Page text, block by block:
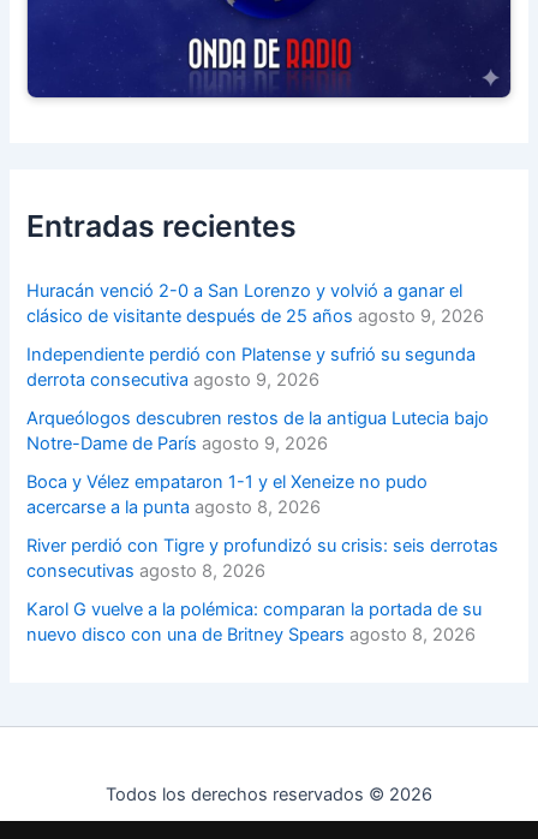
Entradas recientes
Huracán venció 2-0 a San Lorenzo y volvió a ganar el
clásico de visitante después de 25 años agosto 9, 2026
Independiente perdió con Platense y sufrió su segunda
derrota consecutiva agosto 9, 2026
Arqueólogos descubren restos de la antigua Lutecia bajo
Notre-Dame de París agosto 9, 2026
Boca y Vélez empataron 1-1 y el Xeneize no pudo
acercarse a la punta agosto 8, 2026
River perdió con Tigre y profundizó su crisis: seis derrotas
consecutivas agosto 8, 2026
Karol G vuelve a la polémica: comparan la portada de su
nuevo disco con una de Britney Spears agosto 8, 2026
Todos los derechos reservados © 2026